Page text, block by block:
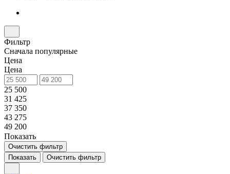
Фильтр
Сначала популярные
Цена
Цена
25 500
31 425
37 350
43 275
49 200
Показать
Очистить фильтр
Показать
Очистить фильтр